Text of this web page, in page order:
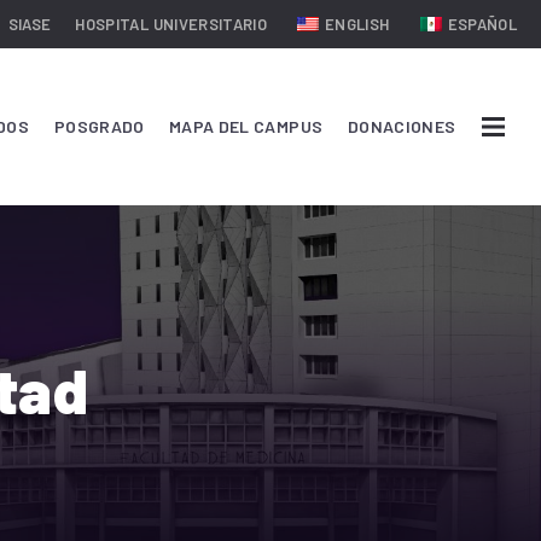
SIASE HOSPITAL UNIVERSITARIO ENGLISH ESPAÑOL
POSGRADO MAPA DEL CAMPUS DONACIONES